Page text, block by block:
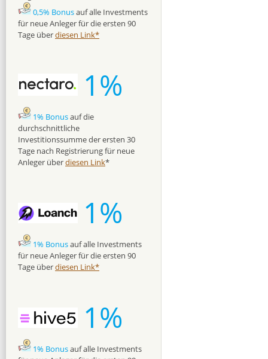
0,5% Bonusauf alle Investments
für neue Anleger für die ersten 90
Tage überdiesen Link*
1%
1% Bonusauf die
durchschnittliche
Investitionssumme der ersten 30
Tage nach Registrierung für neue
Anleger überdiesen Link*
1%
1% Bonusauf alle Investments
für neue Anleger für die ersten 90
Tage überdiesen Link*
1%
1% Bonusauf alle Investments